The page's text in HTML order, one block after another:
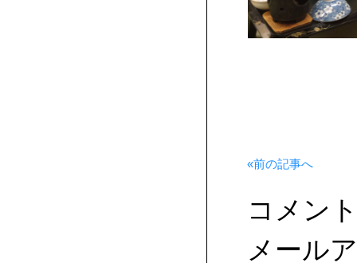
«前の記事へ
コメン
メール